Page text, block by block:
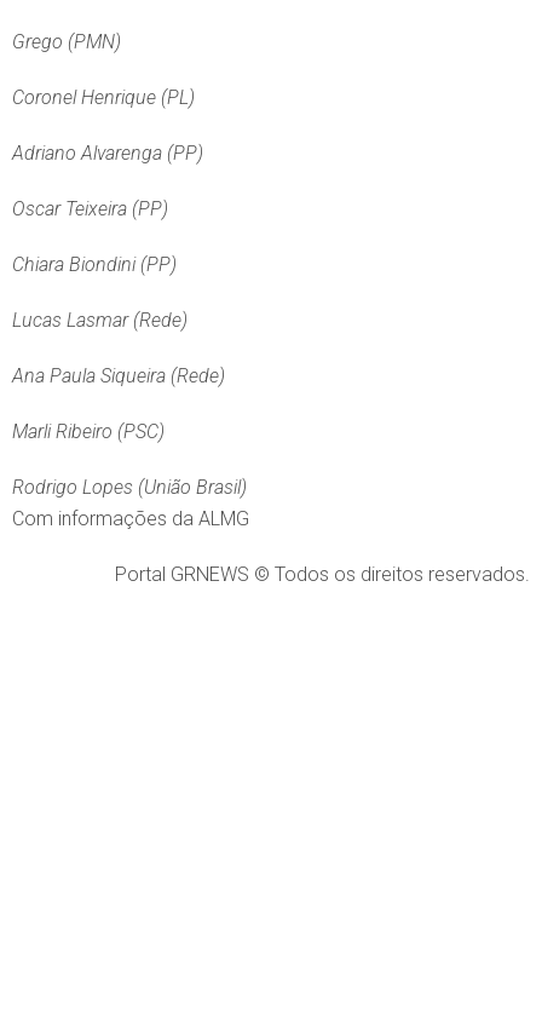
Grego (PMN)
Coronel Henrique (PL)
Adriano Alvarenga (PP)
Oscar Teixeira (PP)
Chiara Biondini (PP)
Lucas Lasmar (Rede)
Ana Paula Siqueira (Rede)
Marli Ribeiro (PSC)
Rodrigo Lopes (União Brasil)
Com informações da ALMG
Portal GRNEWS © Todos os direitos reservados.